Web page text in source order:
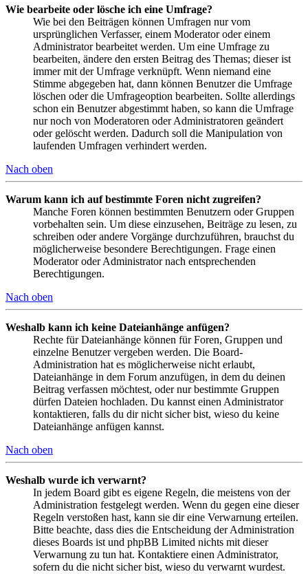
Wie bearbeite oder lösche ich eine Umfrage?
Wie bei den Beiträgen können Umfragen nur vom
ursprünglichen Verfasser, einem Moderator oder einem
Administrator bearbeitet werden. Um eine Umfrage zu
bearbeiten, ändere den ersten Beitrag des Themas; dieser ist
immer mit der Umfrage verknüpft. Wenn niemand eine
Stimme abgegeben hat, dann können Benutzer die Umfrage
löschen oder die Umfrageoption bearbeiten. Sollte allerdings
schon ein Benutzer abgestimmt haben, so kann die Umfrage
nur noch von Moderatoren oder Administratoren geändert
oder gelöscht werden. Dadurch soll die Manipulation von
laufenden Umfragen verhindert werden.
Nach oben
Warum kann ich auf bestimmte Foren nicht zugreifen?
Manche Foren können bestimmten Benutzern oder Gruppen
vorbehalten sein. Um diese einzusehen, Beiträge zu lesen, zu
schreiben oder andere Vorgänge durchzuführen, brauchst du
möglicherweise besondere Berechtigungen. Frage einen
Moderator oder Administrator nach entsprechenden
Berechtigungen.
Nach oben
Weshalb kann ich keine Dateianhänge anfügen?
Rechte für Dateianhänge können für Foren, Gruppen und
einzelne Benutzer vergeben werden. Die Board-
Administration hat es möglicherweise nicht erlaubt,
Dateianhänge in dem Forum anzufügen, in dem du deinen
Beitrag verfassen möchtest, oder nur bestimmte Gruppen
dürfen Dateien hochladen. Du kannst einen Administrator
kontaktieren, falls du dir nicht sicher bist, wieso du keine
Dateianhänge anfügen kannst.
Nach oben
Weshalb wurde ich verwarnt?
In jedem Board gibt es eigene Regeln, die meistens von der
Administration festgelegt werden. Wenn du gegen eine dieser
Regeln verstoßen hast, kann sie dir eine Verwarnung erteilen.
Bitte beachte, dass dies die Entscheidung der Administration
dieses Boards ist und phpBB Limited nichts mit dieser
Verwarnung zu tun hat. Kontaktiere einen Administrator,
sofern du die nicht sicher bist, wieso du verwarnt wurdest.